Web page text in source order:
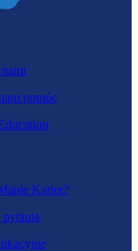
Karier?
pytania
pomóc